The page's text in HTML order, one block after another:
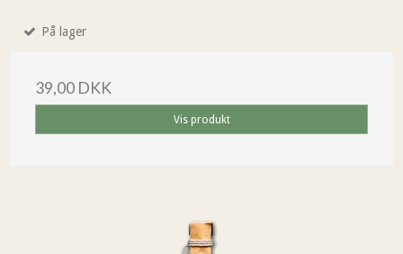
På lager
39,00 DKK
Vis produkt